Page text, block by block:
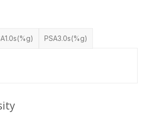
PSA3.0s(%g)